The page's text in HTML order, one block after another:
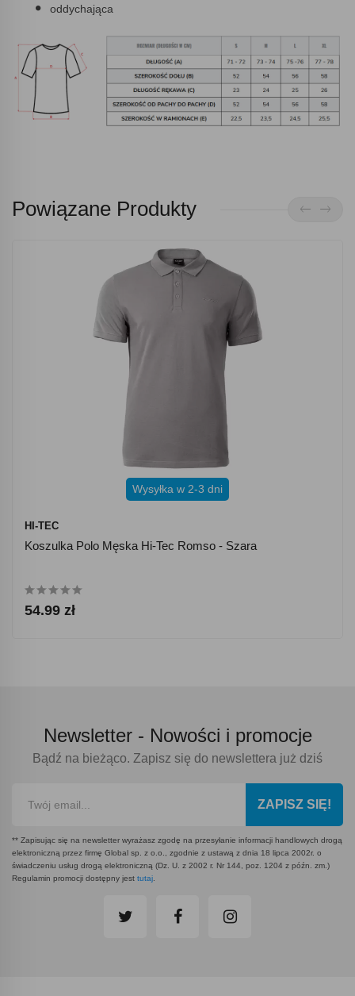
oddychająca
Powiązane Produkty
Wysyłka w 2-3 dni
HI-TEC
Koszulka Polo Męska Hi-Tec Romso - Szara
54.99 zł
Newsletter - Nowości i promocje
Bądź na bieżąco. Zapisz się do newslettera już dziś
ZAPISZ SIĘ!
** Zapisując się na newsletter wyrażasz zgodę na przesyłanie informacji handlowych drogą
elektroniczną przez firmę Global sp. z o.o., zgodnie z ustawą z dnia 18 lipca 2002r. o
świadczeniu usług drogą elektroniczną (Dz. U. z 2002 r. Nr 144, poz. 1204 z późn. zm.)
Regulamin promocji dostępny jest tutaj.